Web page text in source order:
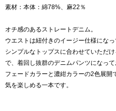
素材：本体：綿78%、麻22％
オチ感のあるストレートデニム。
ウエストは紐付きのイージー仕様にな
シンプルなトップスに合わせていただ
で、着回し抜群のデニムパンツになって
フェードカラーと濃紺カラーの2色展開
気を楽しめる一本です。